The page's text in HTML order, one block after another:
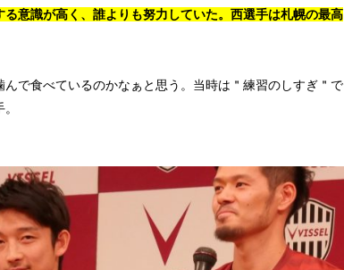
る意識が高く、誰よりも努力していた。西選手は札幌の最高
んで食べているのかなぁと思う。当時は＂練習のしすぎ＂で